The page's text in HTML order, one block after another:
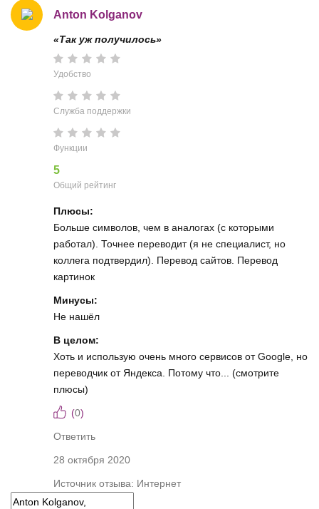
Anton Kolganov
«Так уж получилось»
Удобство
Служба поддержки
Функции
5
Общий рейтинг
Плюсы:
Больше символов, чем в аналогах (с которыми
работал). Точнее переводит (я не специалист, но
коллега подтвердил). Перевод сайтов. Перевод
картинок
Минусы:
Не нашёл
В целом:
Хоть и использую очень много сервисов от Google, но
переводчик от Яндекса. Потому что... (смотрите
плюсы)
(0)
Ответить
28 октября 2020
Источник отзыва: Интернет